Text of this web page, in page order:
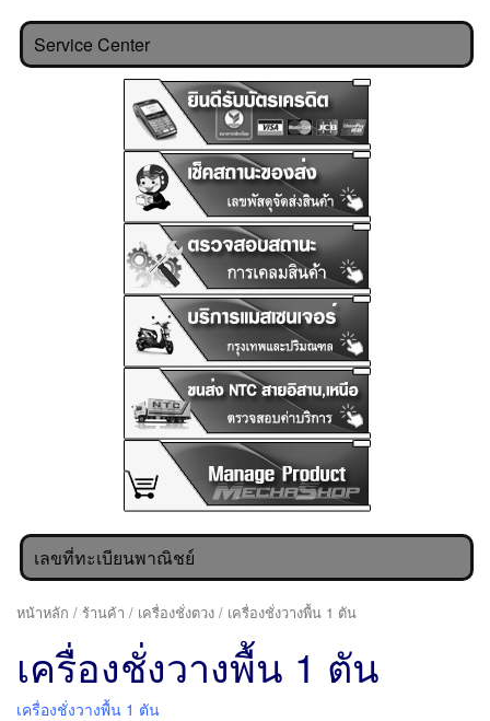
Service Center
เลขที่ทะเบียนพาณิชย์
หน้าหลัก / ร้านค้า / เครื่องชั่งตวง / เครื่องชั่งวางพื้น 1 ตัน
เครื่องชั่งวางพื้น 1 ตัน
เครื่องชั่งวางพื้น 1 ตัน